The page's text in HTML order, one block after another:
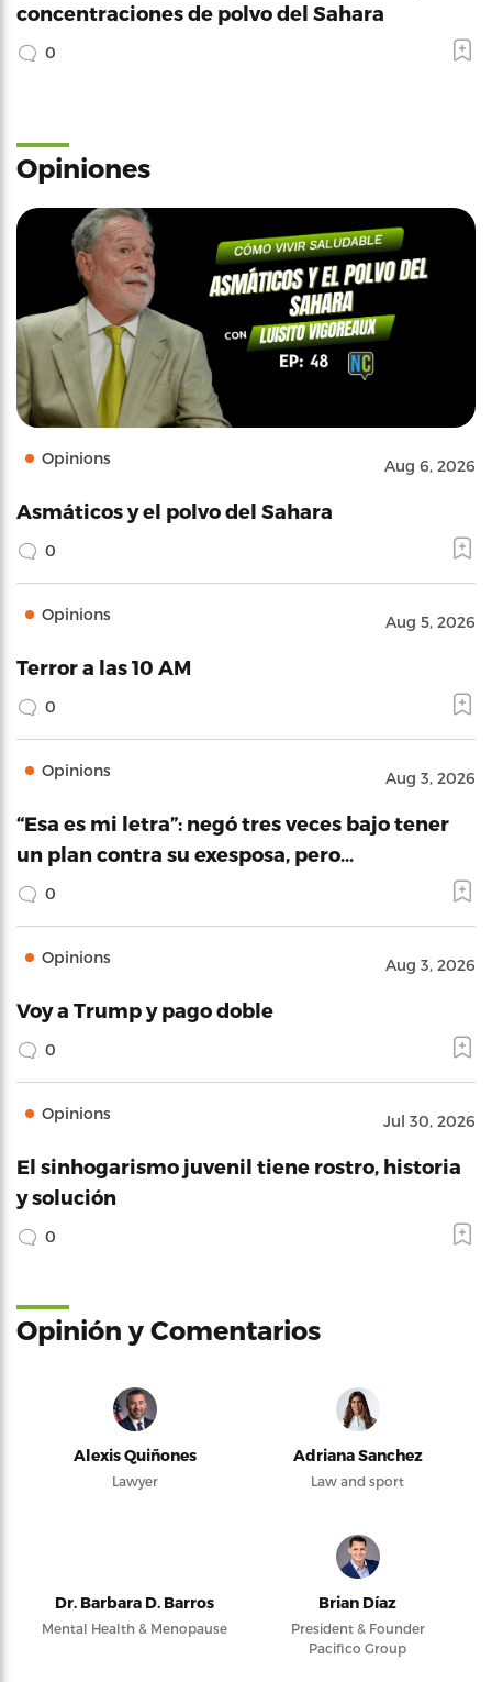
concentraciones de polvo del Sahara
0
Opiniones
Opinions Aug 6, 2026
Asmáticos y el polvo del Sahara
0
Opinions Aug 5, 2026
Terror a las 10 AM
0
Opinions Aug 3, 2026
“Esa es mi letra”: negó tres veces bajo tener
un plan contra su exesposa, pero…
0
Opinions Aug 3, 2026
Voy a Trump y pago doble
0
Opinions Jul 30, 2026
El sinhogarismo juvenil tiene rostro, historia
y solución
0
Opinión y Comentarios
Alexis Quiñones
Lawyer
Adriana Sanchez
Law and sport
Dr. Barbara D. Barros
Mental Health & Menopause
Brian Díaz
President & Founder
Pacifico Group